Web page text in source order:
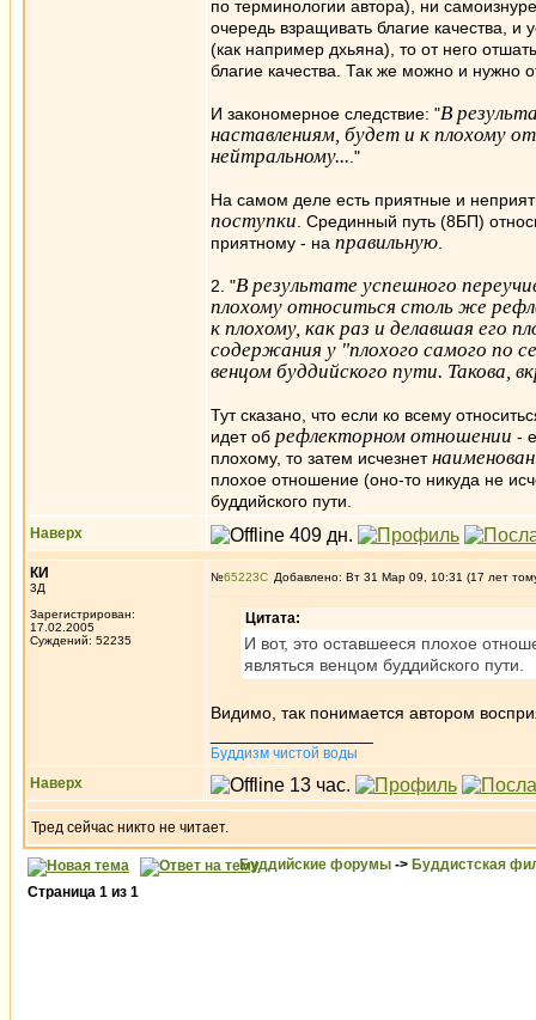
по терминологии автора), ни
очередь взращивать благие качества, и
(как например дхьяна), то от него
благие качества. Так же можно и нужно
И закономерное следствие: "В
наставлениям, будет и к плохому
нейтральному... ."
На самом деле есть приятные и
поступки . Срединный путь (8БП)
приятному - на правильную
2. "В результате успешного
плохому относиться столь же
к плохому, как раз и делавшая его
содержания у "плохого самого по
венцом буддийского пути. Такова,
Тут сказано, что если ко всему
идет об рефлекторном отношении -
плохому, то затем исчезнет
плохое отношение (оно-то никуда не
буддийского пути.
Наверх
КИ
3Д
Зарегистрирован:
17.02.2005
Суждений: 52235
№65223 Добавлено: Вт 31 Мар 09, 10:31 (17 лет
Цитата:
И вот, это оставшееся плохое
являться венцом буддийского пути.
Видимо, так понимается автором
Буддизм чистой воды
Наверх
Тред сейчас никто не читает.
Буддийские форумы -> Буддистская
Страница 1 из 1